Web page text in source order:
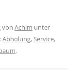
von Achim unter
Abholung, Service,
.